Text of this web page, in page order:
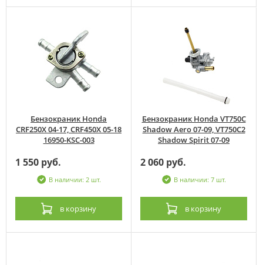
Бензокраник Honda
CRF250X 04-17, CRF450X 05-18
16950-KSC-003
1 550 руб.
В наличии: 2 шт.
в корзину
Бензокраник Honda VT750C
Shadow Aero 07-09, VT750C2
Shadow Spirit 07-09
2 060 руб.
В наличии: 7 шт.
в корзину